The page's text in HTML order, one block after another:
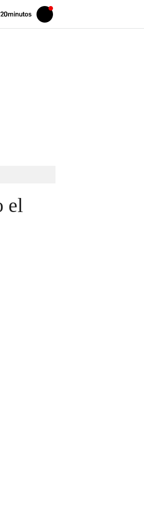
Volver
Iniciar
sesión
el